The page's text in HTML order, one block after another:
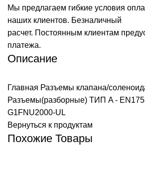
Мы предлагаем гибкие условия
наших клиентов. Безналичный
расчет. Постоянным клиентам
платежа.
Описание
Главная Разъемы клапана/
Разъемы(разборные) ТИП A -
G1FNU2000-UL
Вернуться к продуктам
Похожие Товары